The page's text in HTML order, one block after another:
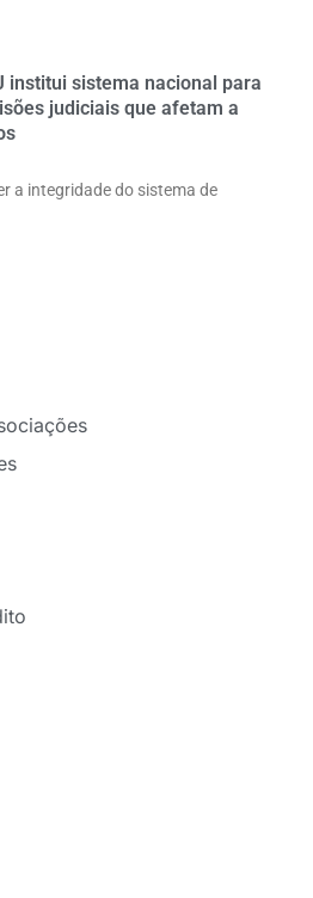
institui sistema nacional para
judiciais que afetam a
a integridade do sistema de